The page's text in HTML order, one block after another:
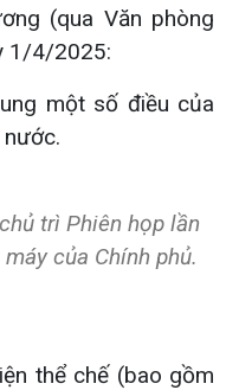
(qua Văn phòng
1/4/2025:
một số điều của
nước.
trì Phiên họp lần
của Chính phủ.
thể chế (bao gồm